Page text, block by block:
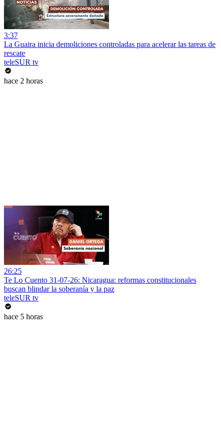
3:37
La Guaira inicia demoliciones controladas para acelerar las tareas de
rescate
teleSUR tv
hace 2 horas
26:25
Te Lo Cuento 31-07-26: Nicaragua: reformas constitucionales
buscan blindar la soberanía y la paz
teleSUR tv
hace 5 horas